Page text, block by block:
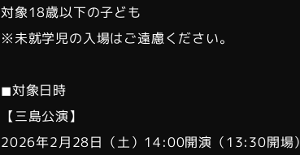
対象18歳以下の子ども
※未就学児の入場はご遠慮ください。
◼︎対象日時
【三島公演】
2026年2月28日（土）14:00開演（13:30開場）